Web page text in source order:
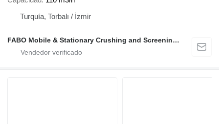
Turquía, Torbalı / İzmir
FABO Mobile & Stationary Crushing and Screening Plants | Concrete Batching Plants Manufacturer